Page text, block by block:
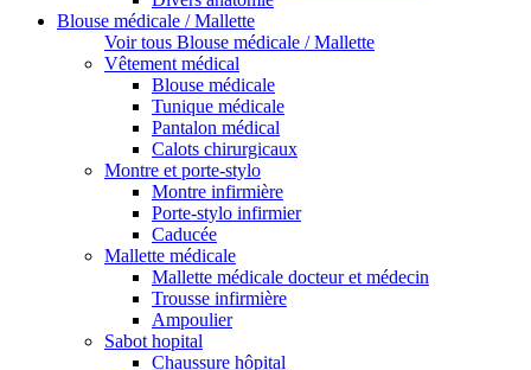
Blouse médicale / Mallette
Voir tous Blouse médicale / Mallette
Vêtement médical
Blouse médicale
Tunique médicale
Pantalon médical
Calots chirurgicaux
Montre et porte-stylo
Montre infirmière
Porte-stylo infirmier
Caducée
Mallette médicale
Mallette médicale docteur et médecin
Trousse infirmière
Ampoulier
Sabot hopital
Chaussure hôpital